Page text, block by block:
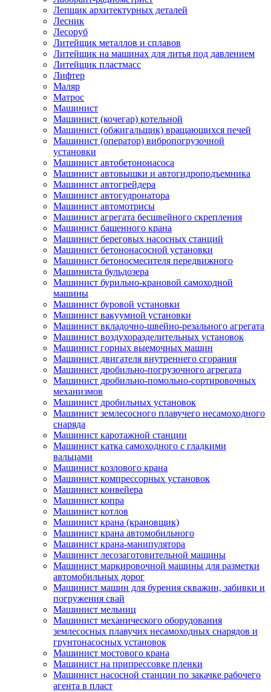
Лепщик архитектурных деталей
Лесник
Лесоруб
Литейщик металлов и сплавов
Литейщик на машинах для литья под давлением
Литейщик пластмасс
Лифтер
Маляр
Матрос
Машинист
Машинист (кочегар) котельной
Машинист (обжигальщик) вращающихся печей
Машинист (оператор) вибропогрузочной
установки
Машинист автобетононасоса
Машинист автовышки и автогидроподъемника
Машинист автогрейдера
Машинист автогудронатора
Машинист автомотрисы
Машинист агрегата бесшвейного скрепления
Машинист башенного крана
Машинист береговых насосных станций
Машинист бетононасосной установки
Машинист бетоносмесителя передвижного
Машиниста бульдозера
Машинист бурильно-крановой самоходной
машины
Машинист буровой установки
Машинист вакуумной установки
Машинист вкладочно-швейно-резального агрегата
Машинист воздухоразделительных установок
Машинист горных выемочных машин
Машинист двигателя внутреннего сгорания
Машинист дробильно-погрузочного агрегата
Машинист дробильно-помольно-сортировочных
механизмов
Машинист дробильных установок
Машинист землесосного плавучего несамоходного
снаряда
Машинист каротажной станции
Машинист катка самоходного с гладкими
вальцами
Машинист козлового крана
Машинист компрессорных установок
Машинист конвейера
Машинист копра
Машинист котлов
Машинист крана (крановщик)
Машинист крана автомобильного
Машинист крана-манипулятора
Машинист лесозаготовительной машины
Машинист маркировочной машины для разметки
автомобильных дорог
Машинист машин для бурения скважин, забивки и
погружения свай
Машинист мельниц
Машинист механического оборудования
землесосных плавучих несамоходных снарядов и
грунтонасосных установок
Машинист мостового крана
Машинист на припрессовке пленки
Машинист насосной станции по закачке рабочего
агента в пласт